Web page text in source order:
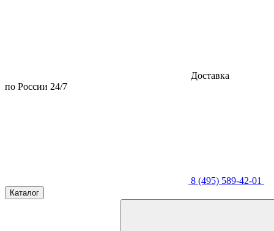
Доставка
по России 24/7
8 (495) 589-42-01
Каталог